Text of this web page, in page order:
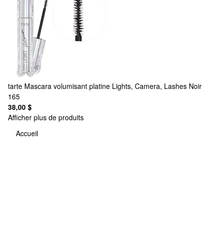
tarte Mascara volumisant platine Lights, Camera, Lashes Noir
165
38,00 $
Afficher plus de produits
Accueil